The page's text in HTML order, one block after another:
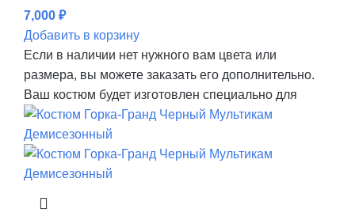
7,000 ₽
Добавить в корзину
Если в наличии нет нужного вам цвета или
размера, вы можете заказать его дополнительно.
Ваш костюм будет изготовлен специально для